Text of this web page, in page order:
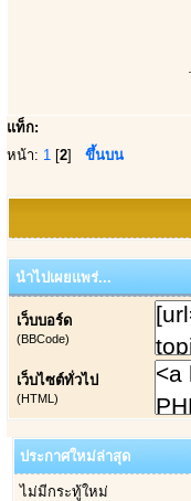
แท็ก:
หน้า: 1 [2] ขึ้นบน
นำไปเผยแพร่...
เว็บบอร์ด
(BBCode)
เว็บไซต์ทั่วไป
(HTML)
ประกาศใหม่ล่าสุด
ไม่มีกระทู้ใหม่